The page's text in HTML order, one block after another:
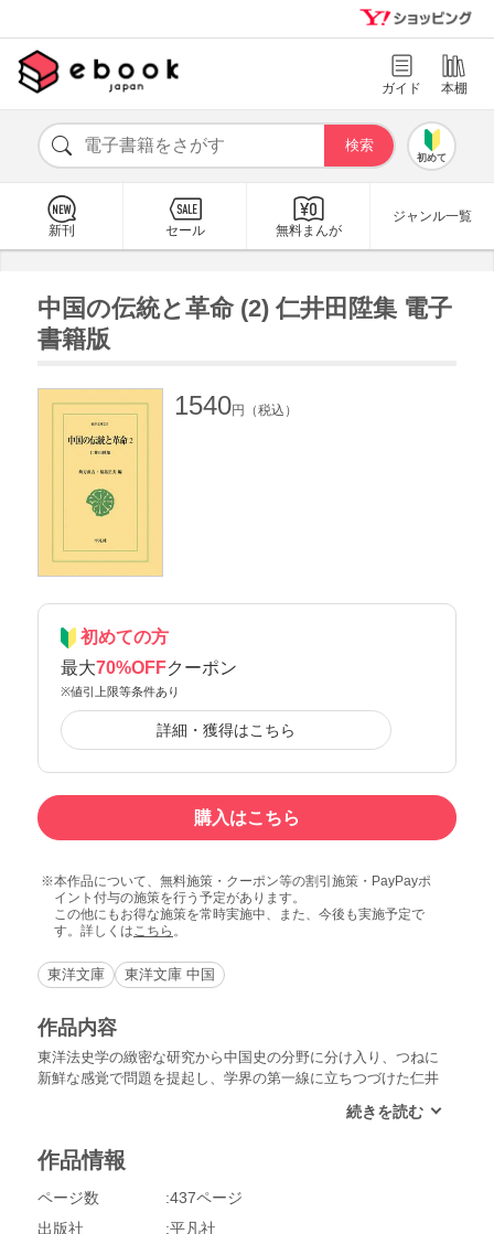
ガイド 本棚
初めて
新刊 セール 無料まんが
ジャンル一覧
中国の伝統と革命 (2) 仁井田陞集 電子
書籍版
1540円（税込）
初めての方
最大70%OFFクーポン
※値引上限等条件あり
詳細・獲得はこちら
購入はこちら
本作品について、無料施策・クーポン等の割引施策・PayPayポ
イント付与の施策を行う予定があります。
この他にもお得な施策を常時実施中、また、今後も実施予定で
す。詳しくはこちら 。
東洋文庫 東洋文庫 中国
作品内容
東洋法史学の緻密な研究から中国史の分野に分け入り、つねに
新鮮な感覚で問題を提起し、学界の第一線に立ちつづけた仁井
作品」「支那近世の戯曲小説に見えたる私法」「文献解題」
作品情報
ページ数
437ページ
出版社
平凡社